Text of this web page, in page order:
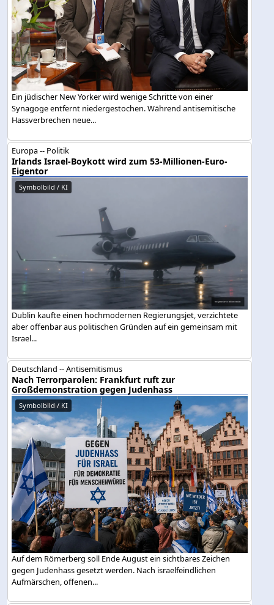
Ein jüdischer New Yorker wird wenige Schritte von einer
Synagoge entfernt niedergestochen. Während antisemitische
Hassverbrechen neue...
Europa -- Politik
Irlands Israel-Boykott wird zum 53-Millionen-Euro-
Eigentor
Symbolbild / KI
Dublin kaufte einen hochmodernen Regierungsjet, verzichtete
aber offenbar aus politischen Gründen auf ein gemeinsam mit
Israel...
Deutschland -- Antisemitismus
Nach Terrorparolen: Frankfurt ruft zur
Großdemonstration gegen Judenhass
Symbolbild / KI
Auf dem Römerberg soll Ende August ein sichtbares Zeichen
gegen Judenhass gesetzt werden. Nach israelfeindlichen
Aufmärschen, offenen...